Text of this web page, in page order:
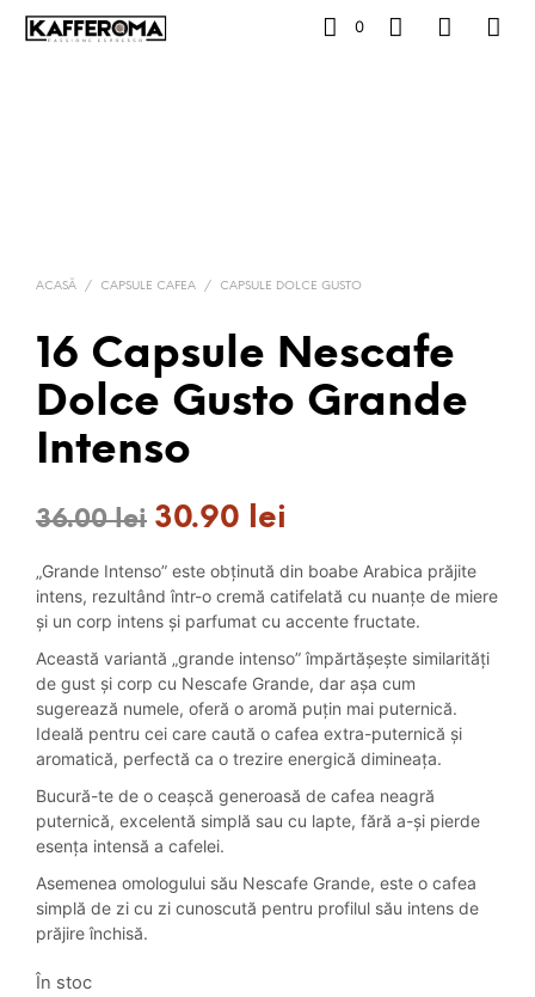
0
ACASĂ / CAPSULE CAFEA / CAPSULE DOLCE GUSTO
16 Capsule Nescafe
Dolce Gusto Grande
Intenso
36.00lei Prețul
inițial
a
fost:
36.00 lei.
30.90 lei
curent
este:
30.90 lei.
„Grande Intenso” este obținută din boabe Arabica prăjite
intens, rezultând într-o cremă catifelată cu nuanțe de miere
și un corp intens și parfumat cu accente fructate.
Această variantă „grande intenso” împărtășește similarități
de gust și corp cu Nescafe Grande, dar așa cum
sugerează numele, oferă o aromă puțin mai puternică.
Ideală pentru cei care caută o cafea extra-puternică și
aromatică, perfectă ca o trezire energică dimineața.
Bucură-te de o ceașcă generoasă de cafea neagră
puternică, excelentă simplă sau cu lapte, fără a-și pierde
esența intensă a cafelei.
Asemenea omologului său Nescafe Grande, este o cafea
simplă de zi cu zi cunoscută pentru profilul său intens de
prăjire închisă.
În stoc